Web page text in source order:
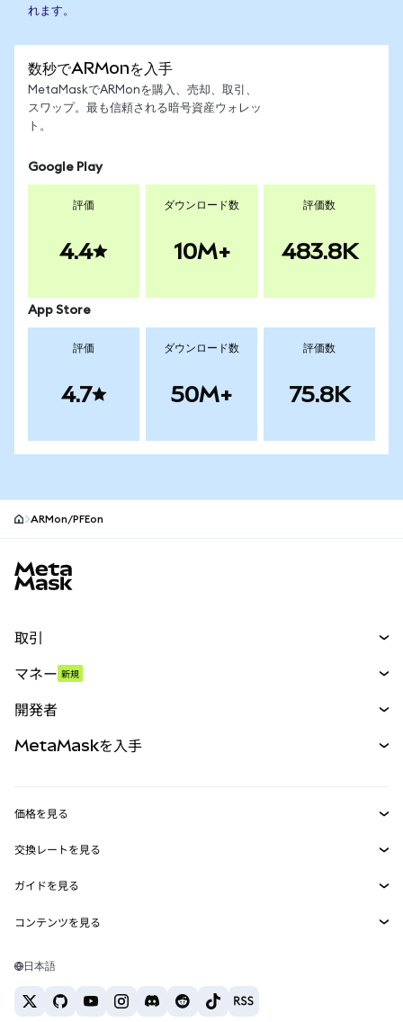
れます。
数秒でARMonを入手
MetaMaskでARMonを購入、売却、取引、
スワップ。最も信頼される暗号資産ウォレッ
ト。
Google Play
評価
4.4
ダウンロード数
10M+
評価数
483.8K
App Store
評価
4.7
ダウンロード数
50M+
評価数
75.8K
ARMon/PFEon
取引
パーペチュアル
RWA
マネー 新規
開発者
MetaMask Connect
Snaps
Web3サービス
MetaMaskを入手
セキュリティ
サポート
キャリア
お問い合わせ
価格を見る
イーサリアムの価格
Solanaの価格
Tetherの価格
交換レートを見る
ETH→USD
USDT→INR
BTC→INR
ETH→USDT
ガイドを見る
ETHの購入
USDTの購入
コンテンツを見る
Solanaウォレット
日本語